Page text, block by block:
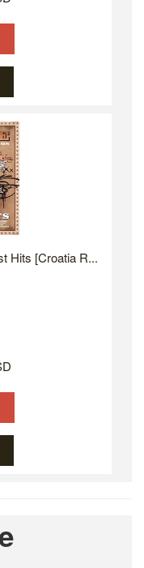
Hits [Croatia R...